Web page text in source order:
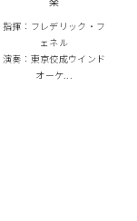
指揮：フレデリック・フ
ェネル
演奏：東京佼成ウインド
オーケ...